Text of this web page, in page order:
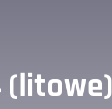
(litowe)